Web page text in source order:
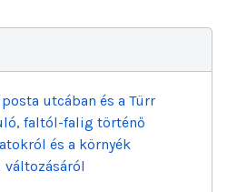
utcában és a Türr
faltól-falig történő
és a környék